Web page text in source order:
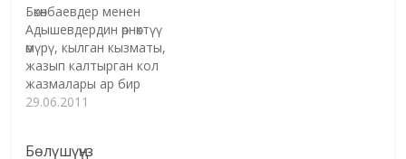
Бөкөнбаевдер менен
Адышевдердин өрнөктүү
өмүрү, кылган кызматы,
жазып калтырган кол
жазмалары ар бир
окурмандын кулагына
29.06.2011
Бөлүшүңүз